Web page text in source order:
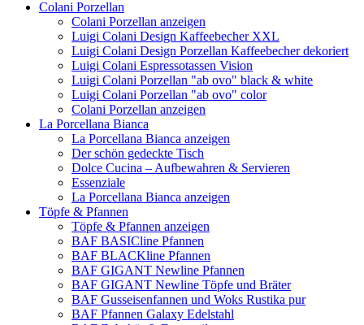
Colani Porzellan
Colani Porzellan anzeigen
Luigi Colani Design Kaffeebecher XXL
Luigi Colani Design Porzellan Kaffeebecher dekoriert
Luigi Colani Espressotassen Vision
Luigi Colani Porzellan "ab ovo" black & white
Luigi Colani Porzellan "ab ovo" color
Colani Porzellan anzeigen
La Porcellana Bianca
La Porcellana Bianca anzeigen
Der schön gedeckte Tisch
Dolce Cucina – Aufbewahren & Servieren
Essenziale
La Porcellana Bianca anzeigen
Töpfe & Pfannen
Töpfe & Pfannen anzeigen
BAF BASICline Pfannen
BAF BLACKline Pfannen
BAF GIGANT Newline Pfannen
BAF GIGANT Newline Töpfe und Bräter
BAF Gusseisenfannen und Woks Rustika pur
BAF Pfannen Galaxy Edelstahl